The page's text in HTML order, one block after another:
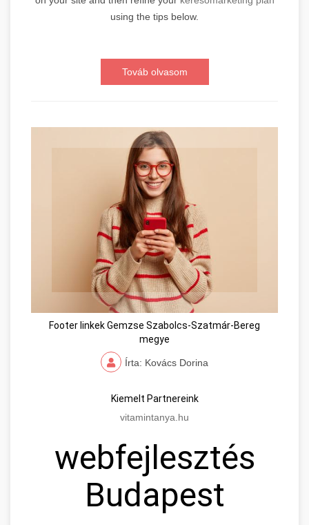
using the tips below.
Továb olvasom
Footer linkek Gemzse Szabolcs-Szatmár-Bereg
megye
Írta: Kovács Dorina
Kiemelt Partnereink
vitamintanya.hu
webfejlesztés
Budapest